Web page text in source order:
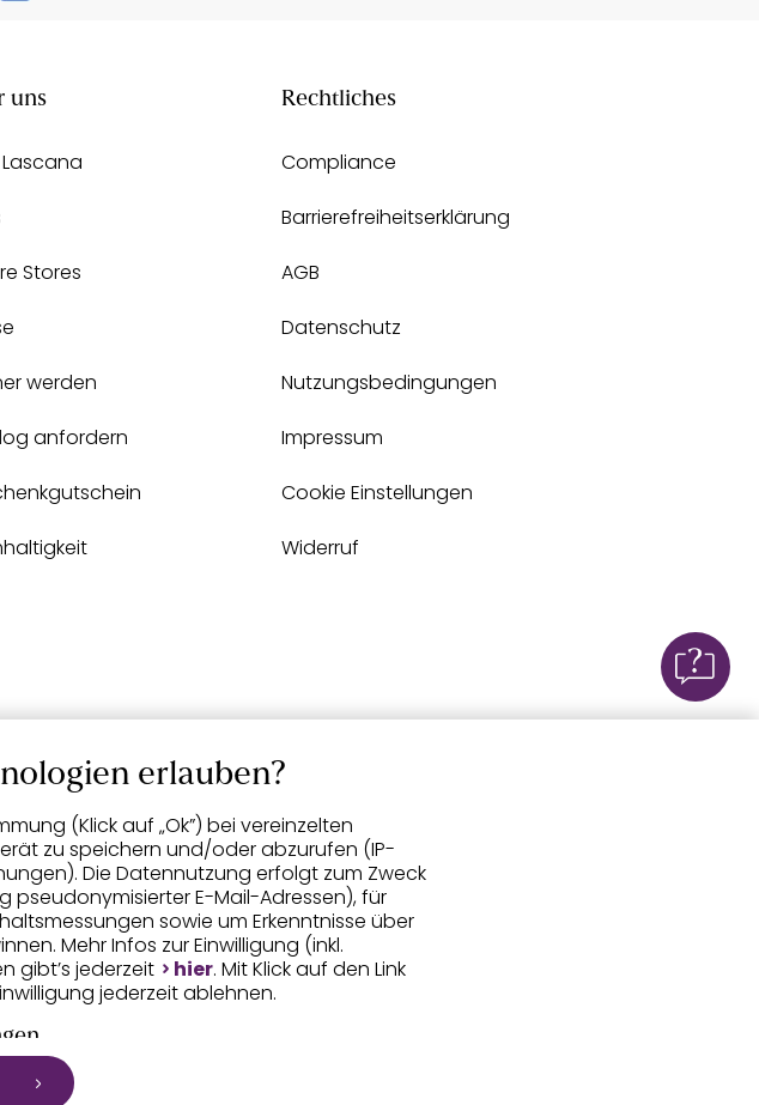
uns
Stores
werden
anfordern
Rechtliches
Compliance
Barrierefreiheitserklärung
AGB
Datenschutz
Nutzungsbedingungen
Impressum
Cookie Einstellungen
Widerruf
erlauben?
(Klick auf „Ok”) bei vereinzelten
zu speichern und/oder abzurufen (IP-
Die Datennutzung erfolgt zum Zweck
E-Mail-Adressen), für
sowie um Erkenntnisse über
Mehr Infos zur Einwilligung (inkl.
gibt’s jederzeit
hier. Mit Klick auf den Link
jederzeit ablehnen.